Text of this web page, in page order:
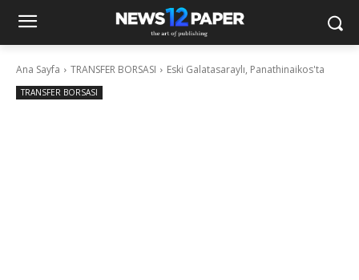
Ana Sayfa TRANSFER BORSASI Eski Galatasaraylı, Panathinaikos'ta
TRANSFER BORSASI